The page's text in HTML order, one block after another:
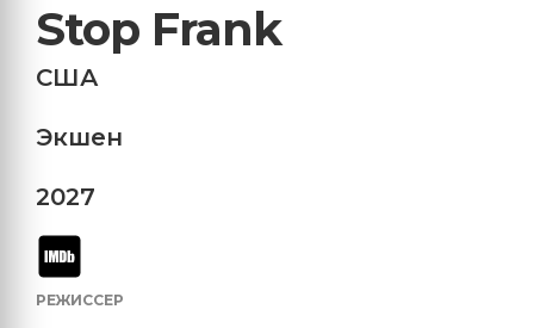
Stop Frank
США
Экшен
2027
РЕЖИССЕР